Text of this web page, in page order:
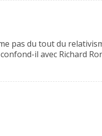
pas du tout du
il avec Richard